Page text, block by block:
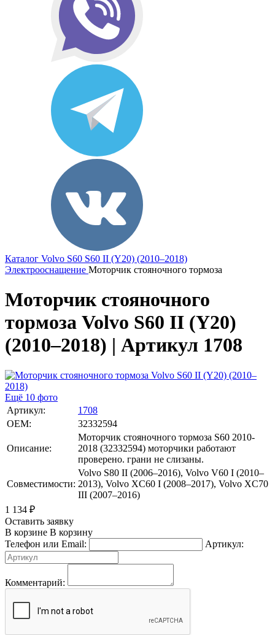
Каталог Volvo S60 S60 II (Y20) (2010–2018)
Электрооснащение Моторчик стояночного тормоза
Моторчик стояночного
тормоза Volvo S60 II (Y20)
(2010–2018) | Артикул 1708
Ещё 10 фото
Артикул:
1708
OEM:
32332594
Описание:
Моторчик стояночного тормоза S60 2010-
2018 (32332594) моторчики работают
проверено. грани не слизаны.
Совместимости:
Volvo S80 II (2006–2016), Volvo V60 I (2010–
2013), Volvo XC60 I (2008–2017), Volvo XC70
III (2007–2016)
1 134 ₽
Оставить заявку
В корзине В корзину
Телефон или Email:
Артикул:
Комментарий: